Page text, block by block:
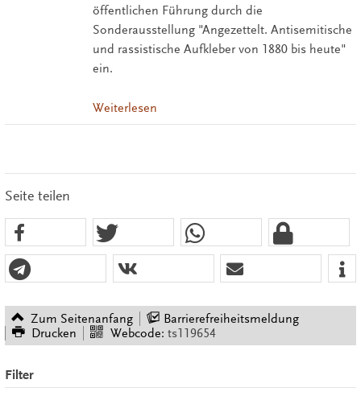
öffentlichen Führung durch die
Sonderausstellung "Angezettelt. Antisemitische
und rassistische Aufkleber von 1880 bis heute"
ein.
Weiterlesen
Seite teilen
Zum Seitenanfang
Barrierefreiheitsmeldung
Drucken
Webcode: ts119654
Filter